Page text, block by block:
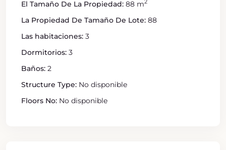
El Tamaño De La Propiedad: 88 m2
La Propiedad De Tamaño De Lote: 88
Las habitaciones: 3
Dormitorios: 3
Baños: 2
Structure Type: No disponible
Floors No: No disponible